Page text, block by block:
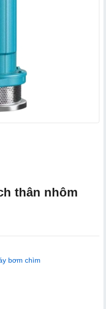
thân nhôm
bơm chìm